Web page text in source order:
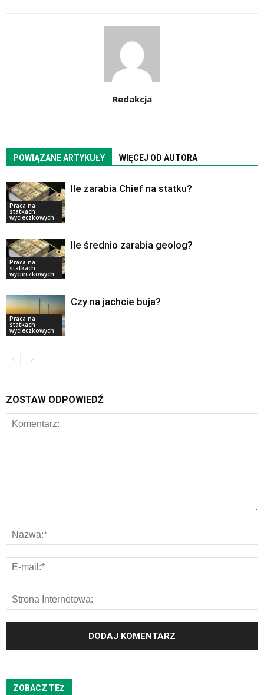
Redakcja
POWIĄZANE ARTYKUŁY WIĘCEJ OD AUTORA
Praca na
statkach
wycieczkowych
Ile zarabia Chief na statku?
Praca na
statkach
wycieczkowych
Ile średnio zarabia geolog?
Praca na
statkach
wycieczkowych
Czy na jachcie buja?
ZOSTAW ODPOWIEDŹ
ZOBACZ TEŻ